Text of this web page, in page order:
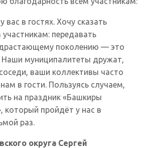
в гостях. Хочу сказать
участникам: передавать
поколению — это
Наши муниципалитеты дружат,
ваши коллективы часто
в гости. Пользуясь случаем,
на праздник «Башкиры
который пройдёт у нас в
раз.
округа Сергей